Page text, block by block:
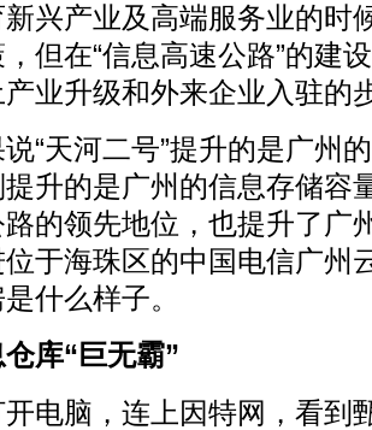
兴产业及高端服务业的时
但在“信息高速公路”的建
业升级和外来企业入驻的
天河二号”提升的是广州
升的是广州的信息存储容
的领先地位，也提升了广
于海珠区的中国电信广州
什么样子。
库“巨无霸”
脑，连上因特网，看到